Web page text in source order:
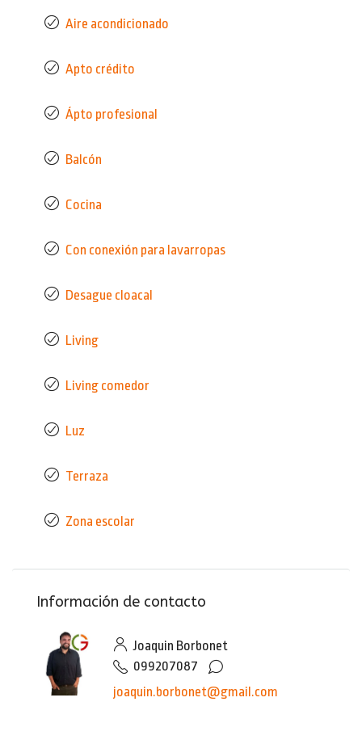
Aire acondicionado
Apto crédito
Ápto profesional
Balcón
Cocina
Con conexión para lavarropas
Desague cloacal
Living
Living comedor
Luz
Terraza
Zona escolar
Información de contacto
Joaquin Borbonet
099207087
joaquin.borbonet@gmail.com